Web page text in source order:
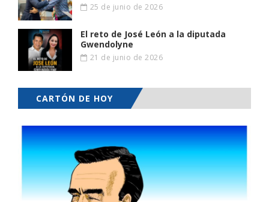
25 de junio de 2026
El reto de José León a la diputada
Gwendolyne
21 de junio de 2026
CARTÓN DE HOY